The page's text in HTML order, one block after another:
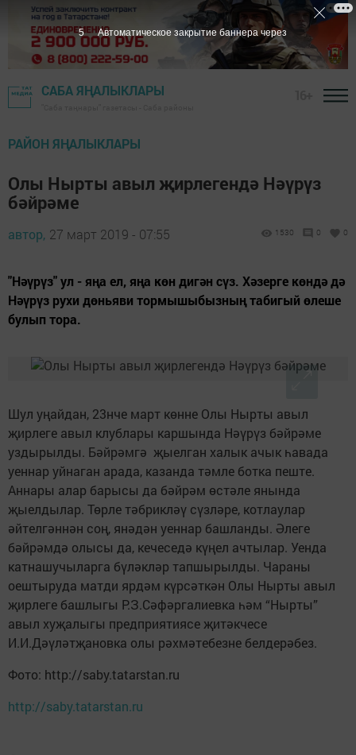
САБА ЯҢАЛЫКЛАРЫ
РАЙОН ЯҢАЛЫКЛАРЫ
Олы Нырты авыл җирлегендә Нәүрүз
бәйрәме
автор, 27 март 2019 - 07:55 1530 0 0
"Нәүрүз" ул - яңа ел, яңа көн дигән сүз. Хәзерге көндә дә
Нәүрүз рухи дөньяви тормышыбызның табигый өлеше
булып тора.
Шул уңайдан, 23нче март көнне Олы Нырты авыл
җирлеге авыл клублары каршында Нәүрүз бәйрәме
уздырылды. Бәйрәмгә җыелган халык ачык һавада
уеннар уйнаган арада, казанда тәмле ботка пеште.
Аннары алар барысы да бәйрәм өстәле янында
җыелдылар. Төрле тәбрикләү сүзләре, котлаулар
әйтелгәннән соң, янәдән уеннар башланды. Әлеге
бәйрәмдә олысы да, кечеседә күңел ачтылар. Уенда
катнашучыларга бүләкләр тапшырылды. Чараны
оештыруда матди ярдәм күрсәткән Олы Нырты авыл
җирлеге башлыгы Р.З.Сәфәргалиевка һәм “Нырты”
авыл хуҗалыгы предприятиясе җитәкчесе
И.И.Дәүләтҗановка олы рәхмәтебезне белдерәбез.
Фото: http://saby.tatarstan.ru
http://saby.tatarstan.ru
4 Автоматическое закрытие баннера через